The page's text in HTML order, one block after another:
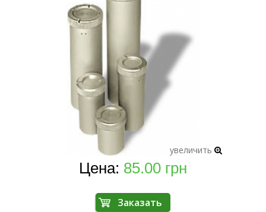
увеличить
Цена: 85.00 грн